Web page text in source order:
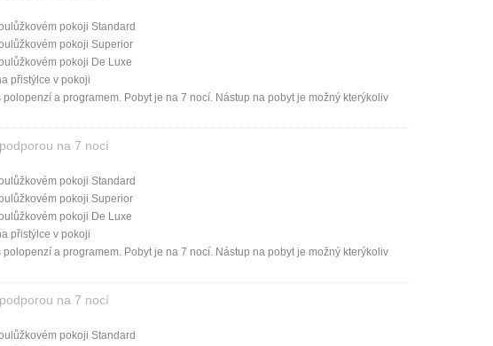
pokoji Standard
pokoji Superior
pokoji De Luxe
přistýlce v pokoji
a programem. Pobyt je na 7 nocí. Nástup na pobyt je možný kterýkoliv
na 7 nocí
pokoji Standard
pokoji Superior
pokoji De Luxe
přistýlce v pokoji
a programem. Pobyt je na 7 nocí. Nástup na pobyt je možný kterýkoliv
na 7 nocí
pokoji Standard